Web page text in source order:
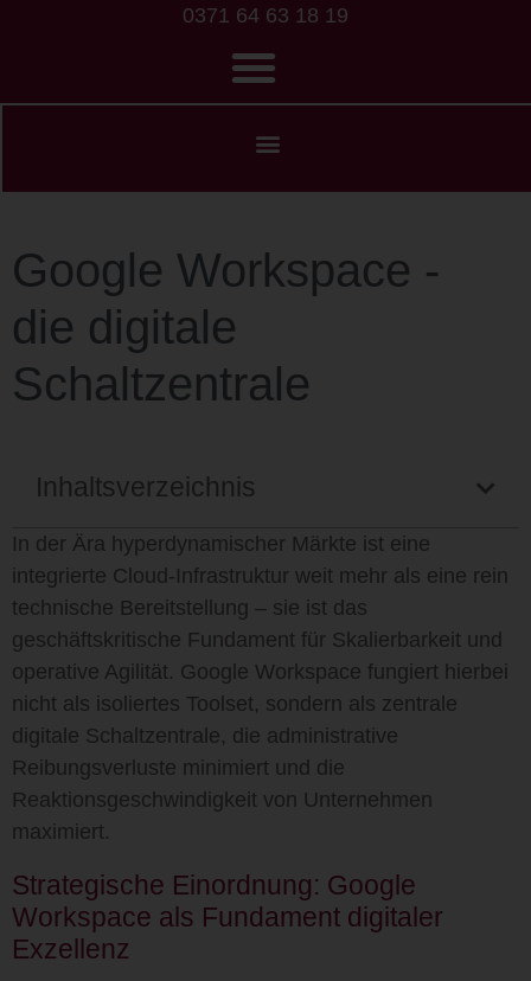
0371 64 63 18 19
Google Workspace -
die digitale
Schaltzentrale
Inhaltsverzeichnis
In der Ära hyperdynamischer Märkte ist eine
integrierte Cloud-Infrastruktur weit mehr als eine rein
technische Bereitstellung – sie ist das
geschäftskritische Fundament für Skalierbarkeit und
operative Agilität. Google Workspace fungiert hierbei
nicht als isoliertes Toolset, sondern als zentrale
digitale Schaltzentrale, die administrative
Reibungsverluste minimiert und die
Reaktionsgeschwindigkeit von Unternehmen
maximiert.
Strategische Einordnung: Google
Workspace als Fundament digitaler
Exzellenz